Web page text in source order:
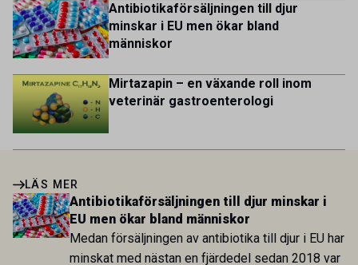
Antibiotikaförsäljningen till djur
minskar i EU men ökar bland
människor
Mirtazapin – en växande roll inom
veterinär gastroenterologi
LÄS MER
Antibiotikaförsäljningen till djur minskar i
EU men ökar bland människor
Medan försäljningen av antibiotika till djur i EU har
minskat med nästan en fjärdedel sedan 2018 var